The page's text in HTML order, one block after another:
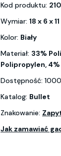
Kod produktu:
Wymiar: 18 x 6 x
Kolor: Biały
Materiał: 33%
Polipropylen,
Dostępność:
Katalog: Bullet
Znakowanie:
Jak zamawiać